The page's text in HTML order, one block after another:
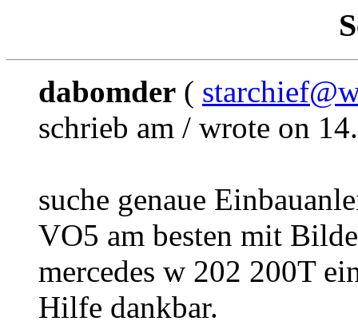
dabomder (
schrieb am / wrote on
suche genaue
VO5 am besten mit
mercedes w 202 200T
Hilfe dankbar.